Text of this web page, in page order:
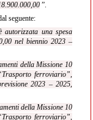
”.
seguente:
una spesa
nel biennio 2023 –
della Missione 10
ferroviario”,
2023 – 2025,
della Missione 10
ferroviario”,